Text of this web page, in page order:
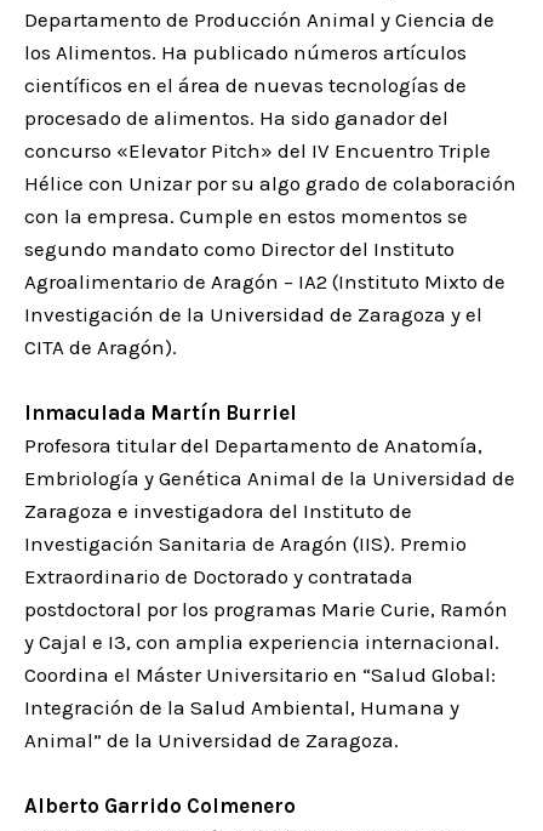
Departamento de Producción Animal y Ciencia de
los Alimentos. Ha publicado números artículos
científicos en el área de nuevas tecnologías de
procesado de alimentos. Ha sido ganador del
concurso «Elevator Pitch» del IV Encuentro Triple
Hélice con Unizar por su algo grado de colaboración
con la empresa. Cumple en estos momentos se
segundo mandato como Director del Instituto
Agroalimentario de Aragón – IA2 (Instituto Mixto de
Investigación de la Universidad de Zaragoza y el
CITA de Aragón).
Inmaculada Martín Burriel
Profesora titular del Departamento de Anatomía,
Embriología y Genética Animal de la Universidad de
Zaragoza e investigadora del Instituto de
Investigación Sanitaria de Aragón (IIS). Premio
Extraordinario de Doctorado y contratada
postdoctoral por los programas Marie Curie, Ramón
y Cajal e I3, con amplia experiencia internacional.
Coordina el Máster Universitario en “Salud Global:
Integración de la Salud Ambiental, Humana y
Animal” de la Universidad de Zaragoza.
Alberto Garrido Colmenero